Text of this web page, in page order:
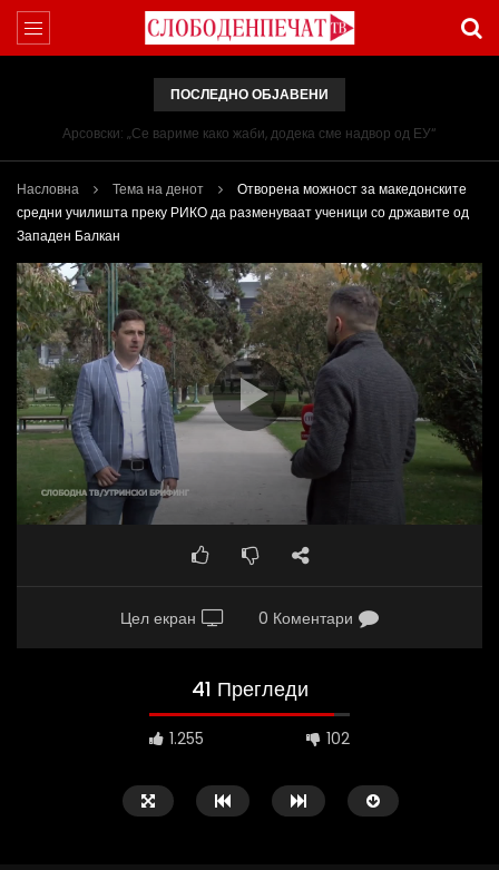
ПОСЛЕДНО ОБЈАВЕНИ
Арсовски: „Се вариме како жаби, додека сме надвор од ЕУ“
Насловна Тема на денот
Отворена можност за македонските
средни училишта преку РИКО да разменуваат ученици со државите од
Западен Балкан
Цел екран 0 Коментари
41 Прегледи
1.255 102